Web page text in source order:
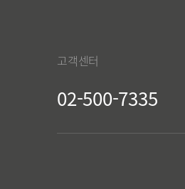
고객센터
02-500-7335